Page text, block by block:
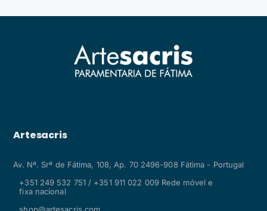
Artesacris
Av. Nª. Srª de Fátima, 108, Ap. 70 2496-908 Fátima - Portugal
+351 249 532 751 / +351 911 022 009 Rede móvel e
fixa nacional